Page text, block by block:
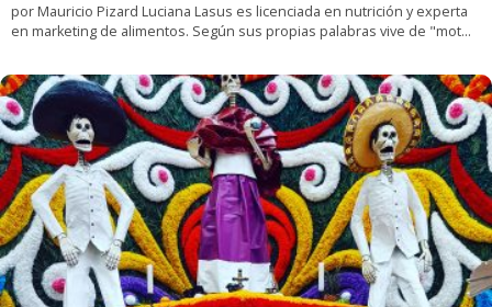
por Mauricio Pizard Luciana Lasus es licenciada en nutrición y experta
en marketing de alimentos. Según sus propias palabras vive de "mot...